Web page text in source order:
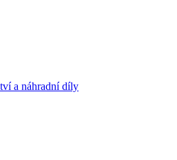
a náhradní díly